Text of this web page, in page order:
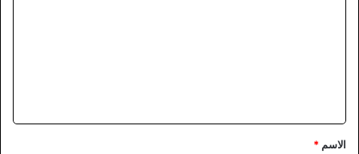
*
الاسم *